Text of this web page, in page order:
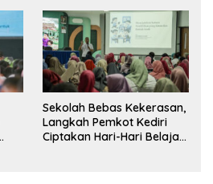
Sekolah Bebas Kekerasan,
Langkah Pemkot Kediri
Ciptakan Hari-Hari Belajar